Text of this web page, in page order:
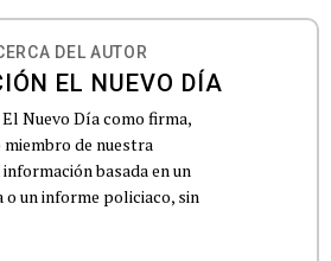
DEL AUTOR
EL NUEVO DÍA
Nuevo Día como firma,
de nuestra
basada en un
o un informe policiaco, sin